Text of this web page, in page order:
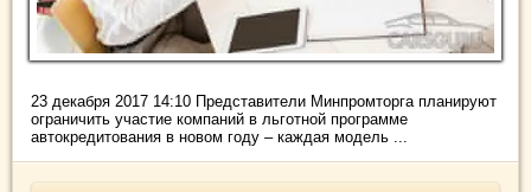
23 декабря 2017 14:10 Представители Минпромторга планируют
ограничить участие компаний в льготной программе
автокредитования в новом году – каждая модель ...